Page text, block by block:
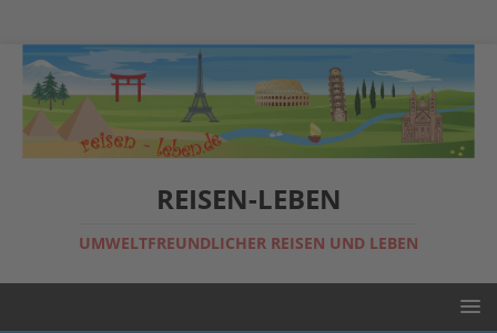
REISEN-LEBEN
UMWELTFREUNDLICHER REISEN UND LEBEN